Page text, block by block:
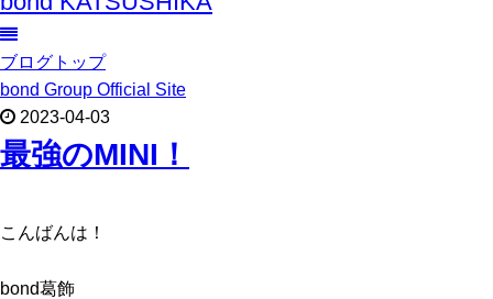
ブログトップ
bond Group Official Site
2023-04-03
最強のMINI！
こんばんは！
bond葛飾